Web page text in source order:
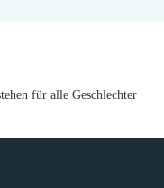
für alle Geschlechter